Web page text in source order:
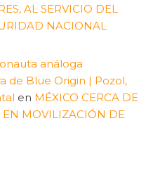
AL SERVICIO DEL
NACIONAL
análoga
de Blue Origin | Pozol,
en MÉXICO CERCA DE
EN MOVILIZACIÓN DE